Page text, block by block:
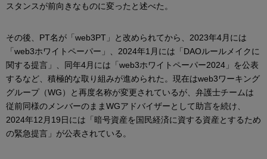
スタンスが前向きなものに変ったと述べた。
その後、PT名が「web3PT」と改められてから、2023年4月には
「web3ホワイトペーパー」、2024年1月には「DAOルールメイクに
関する提言」、同年4月には「web3ホワイトペーパー2024」を公表
するなど、積極的な取り組みが進められた。現在はweb3ワーキング
グループ（WG）と再度名称が変更されているが、弁護士チームは
従前同様のメンバーのままWGアドバイザーとして助言を続け、
2024年12月19日には「暗号資産を国民経済に資する資産とするため
の緊急提言」が公表されている。